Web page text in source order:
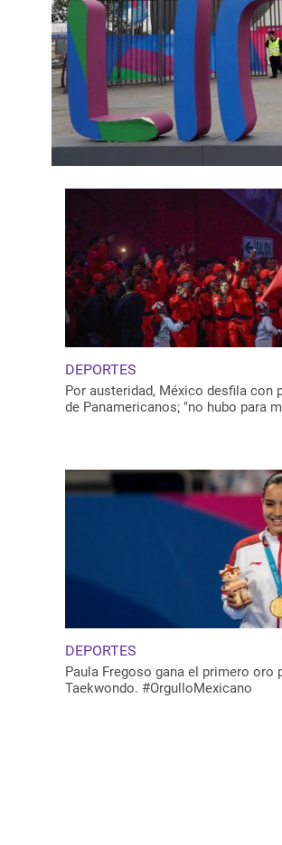
DEPORTES
Por austeridad, México desfila con
de Panamericanos; "no hubo para
DEPORTES
Paula Fregoso gana el primero oro
Taekwondo. #OrgulloMexicano